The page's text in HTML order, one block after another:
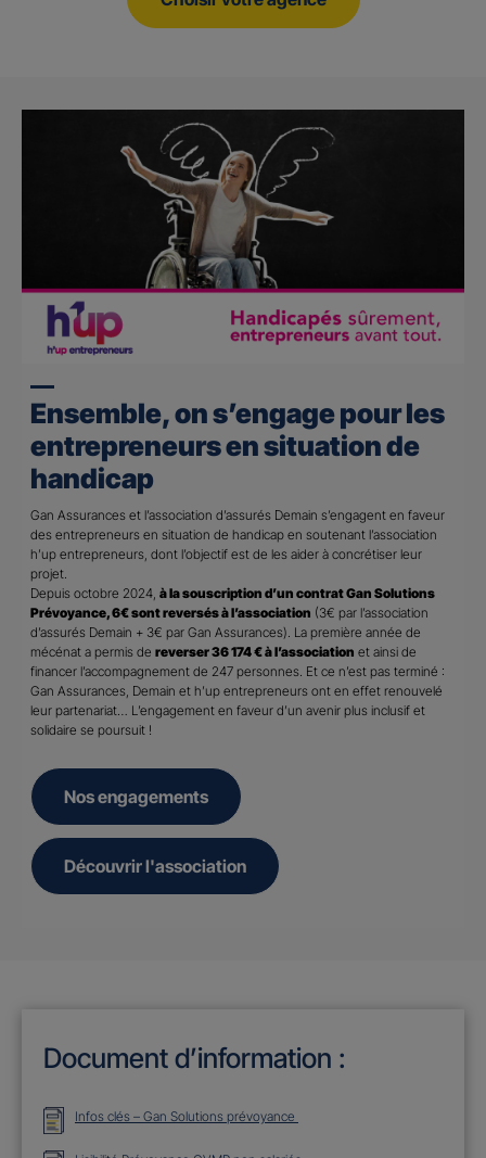
Ensemble, on s’engage pour les
entrepreneurs en situation de
handicap
Gan Assurances et l’association d’assurés Demain s’engagent en faveur
des entrepreneurs en situation de handicap en soutenant l’association
h’up entrepreneurs, dont l’objectif est de les aider à concrétiser leur
projet.
Depuis octobre 2024, à la souscription d’un contrat Gan Solutions
Prévoyance, 6€ sont reversés à l’association (3€ par l’association
d’assurés Demain + 3€ par Gan Assurances). La première année de
mécénat a permis de reverser 36 174 € à l’association et ainsi de
financer l’accompagnement de 247 personnes. Et ce n’est pas terminé :
Gan Assurances, Demain et h’up entrepreneurs ont en effet renouvelé
leur partenariat… L’engagement en faveur d’un avenir plus inclusif et
solidaire se poursuit !
Nos engagements
Découvrir l'association
Document d’information :
Infos clés – Gan Solutions prévoyance